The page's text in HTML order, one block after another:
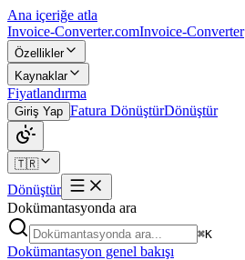
Ana içeriğe atla
Invoice-Converter.comInvoice-Converter
Özellikler
Kaynaklar
Fiyatlandırma
Giriş Yap Fatura DönüştürDönüştür
🇹🇷
Dönüştür
Dokümantasyonda ara
⌘K
Dokümantasyon genel bakışı